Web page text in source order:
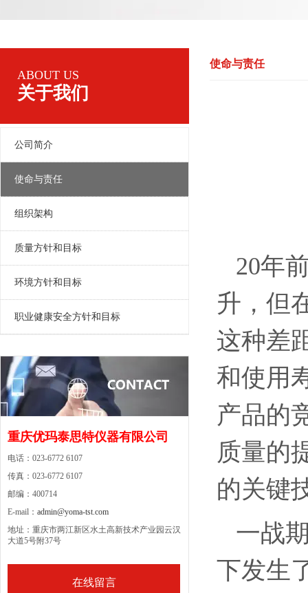
ABOUT US
关于我们
公司简介
使命与责任
组织架构
质量方针和目标
环境方针和目标
职业健康安全方针和目标
重庆优玛泰思特仪器有限公司
电话：023-6772 6107
传真：023-6772 6107
邮编：400714
E-mail： admin@yoma-tst.com
地址：重庆市两江新区水土高新技术产业园云汉
大道5号附37号
在线留言
使命与责任
20年
升，但
这种差
和使用
产品的
质量的
的关键
一战
下发生